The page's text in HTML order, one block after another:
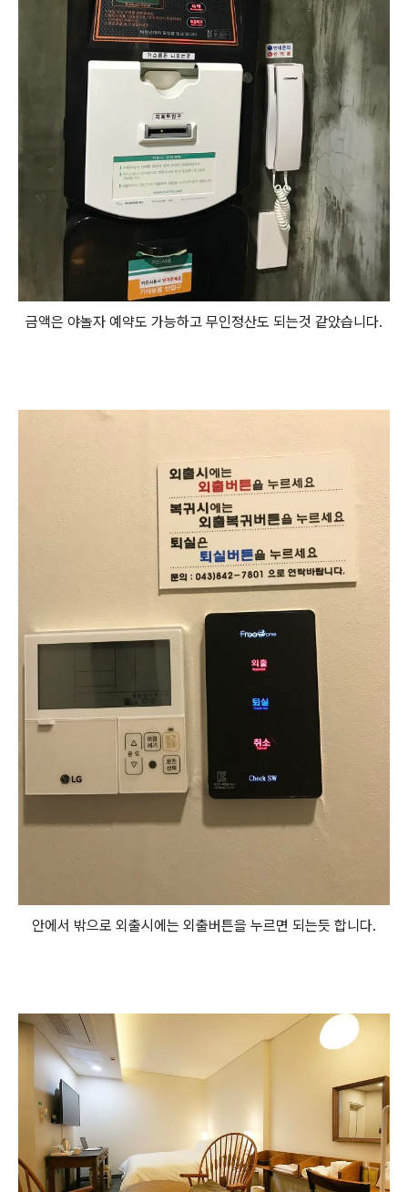
금액은 야놀자 예약도 가능하고 무인정산도 되는것 같았습니다.
안에서 밖으로 외출시에는 외출버튼을 누르면 되는듯 합니다.